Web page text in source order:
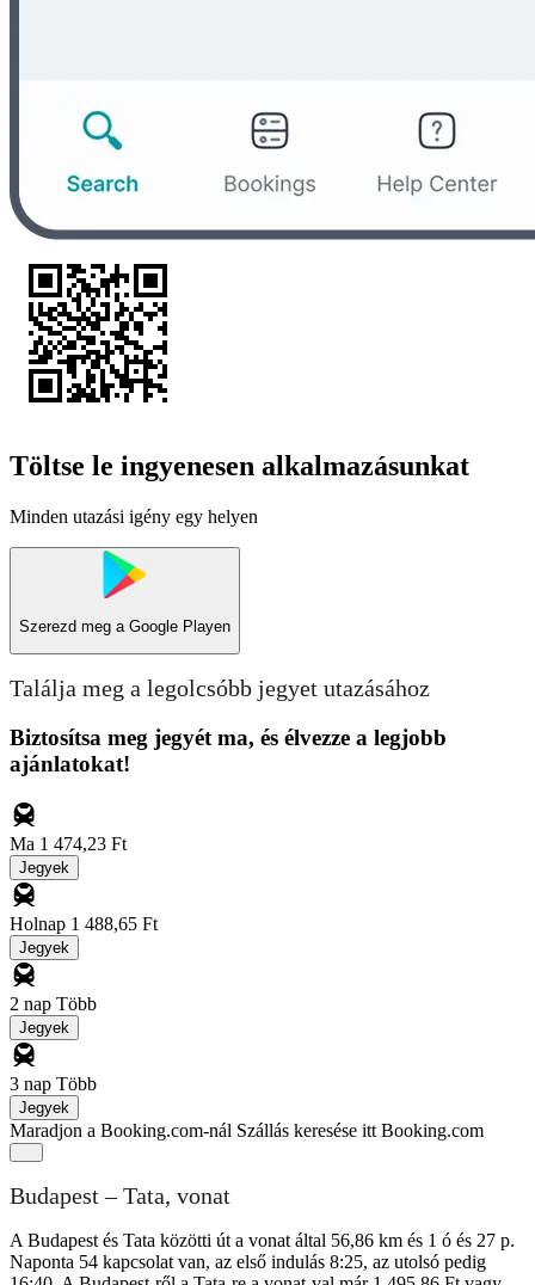
Töltse le ingyenesen alkalmazásunkat
Minden utazási igény egy helyen
Szerezd meg a Google Playen
Találja meg a legolcsóbb jegyet utazásához
Biztosítsa meg jegyét ma, és élvezze a legjobb
ajánlatokat!
Ma 1 474,23 Ft
Jegyek
Holnap 1 488,65 Ft
Jegyek
2 nap Több
Jegyek
3 nap Több
Jegyek
Maradjon a Booking.com-nál Szállás keresése itt Booking.com
Budapest – Tata, vonat
A Budapest és Tata közötti út a vonat által 56,86 km és 1 ó és 27 p.
Naponta 54 kapcsolat van, az első indulás 8:25, az utolsó pedig